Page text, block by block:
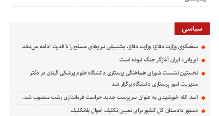
سیاسی
سخنگوی وزارت دفاع: وزارت دفاع، پشتیبانی نیرو‌های مسلح را با قدرت ادامه می‌دهد
ایروانی: ایران آغازگر جنگ نبوده است
نخستین نشست شورای هماهنگی پرستاری دانشگاه علوم پزشکی گیلان در دفتر
مدیریت امور پرستاری دانشگاه برگزار شد
اسد الله خورشیدی به عنوان سرپرست جدید حراست فرمانداری رشت منصوب شد.
دستور دادستان کل کشور برای تعیین تکلیف اموال بلاتکلیف